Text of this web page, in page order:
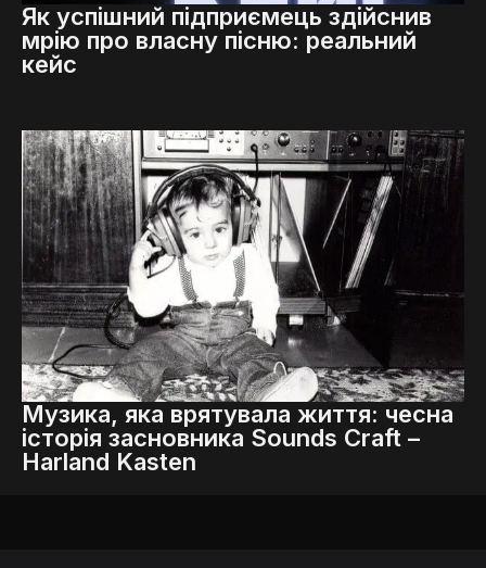
Як успішний підприємець здійснив
мрію про власну пісню: реальний
кейс
Музика, яка врятувала життя: чесна
історія засновника Sounds Craft –
Harland Kasten